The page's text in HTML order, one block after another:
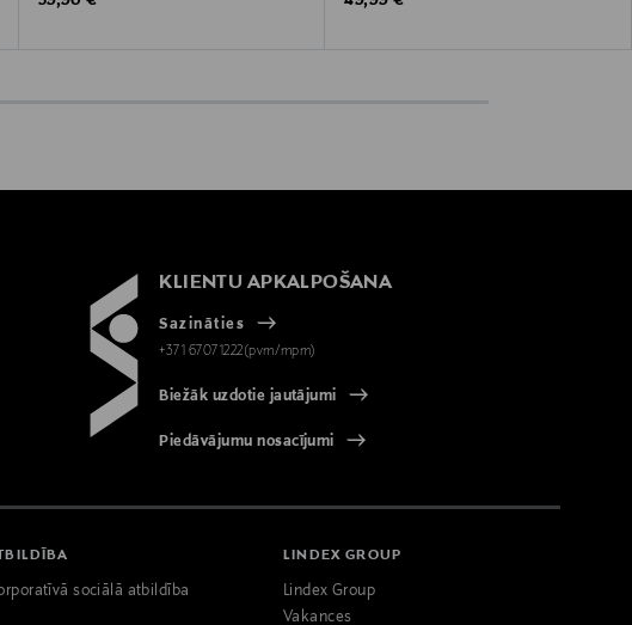
KLIENTU APKALPOŠANA
Sazināties
+371 67071222(pvm/mpm)
Biežāk uzdotie jautājumi
Piedāvājumu nosacījumi
sociālā atbildība
LINDEX GROUP
Lindex Group
Vakances